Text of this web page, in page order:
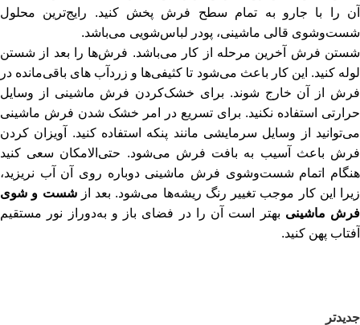
آن را با جارو به تمام سطح فرش پخش کنید. رایج‌ترین محلول
شست‌وشوی قالی ماشینی، پودر لباس‌شویی می‌باشد.
شستن فرش آخرین مرحله از کار می‌باشد. فرش‌ها را بعد از شستن
لوله کنید. این کار باعث می‌شود تا کثیفی‌ها و زردآب های باقی‌مانده در
فرش از آن خارج شوند. برای خشک‌کردن فرش ماشینی از وسایل
حرارتی استفاده نکنید. برای تسریع در امر خشک شدن فرش ماشینی
می‌توانید از وسایل سرمایشی مانند پنکه استفاده کنید. آویزان کردن
فرش باعث آسیب به بافت فرش می‌شود. حتی‌الامکان سعی کنید
هنگام اتمام شست‌وشوی فرش ماشینی دوباره روی آن آب نریزید،
زیرا این کار موجب تغییر رنگ ریشه‌ها می‌شود. بعد ازشست و شوی
فرش ماشینی بهتر است آن را در فضای باز و به‌دوراز نور مستقیم
آفتاب پهن کنید.
جدیدتر